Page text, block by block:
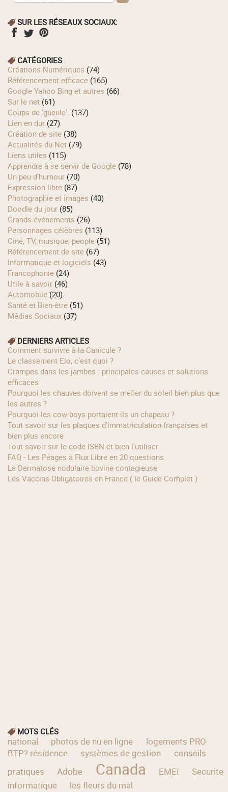
SUR LES RÉSEAUX SOCIAUX:
CATÉGORIES
Créations Numériques (74)
Référencement efficace (165)
Google Yahoo Bing et autres (66)
Sur le net (61)
Coups de 'gueule'. (137)
Lien en dur (27)
Création de site (38)
Actualités du Net (79)
Liens utiles (115)
Apprendre à se servir de Google (78)
Un peu d'humour (70)
Expression libre (87)
Photographie et images (40)
Doodle du jour (85)
Grands événements (26)
Personnages célèbres (113)
Ciné, TV, musique, people (51)
Référencement de site (67)
Informatique et logiciels (43)
Francophonie (24)
Utile à savoir (46)
Automobile (20)
Santé et Bien-être (51)
Médias Sociaux (37)
DERNIERS ARTICLES
Comment survivre à la Canicule ?
Le classement Elo, c’est quoi ?
Crampes dans les jambes : principales causes et solutions
efficaces
Pourquoi les chauves doivent se méfier du soleil bien plus que
les autres ?
Pourquoi les cow‑boys portaient‑ils un chapeau ?
Tout savoir sur les plaques d'immatriculation françaises et
bien plus encore
Tout savoir sur le code ISBN et bien l'utiliser
FAQ - Les Péages à Flux Libre en 20 questions
La Dermatose nodulaire bovine contagieuse
Les Vaccins Obligatoires en France ( le Guide Complet )
MOTS CLÉS
national photos de nu en ligne
logements PRO
BTP? résidence
systèmes de gestion
conseils
pratiques
Adobe Canada EMEI
Securite
informatique
les fleurs du mal